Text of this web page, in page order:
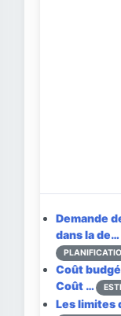
Demande
dans la de…
Coût
Coût …
Les limites